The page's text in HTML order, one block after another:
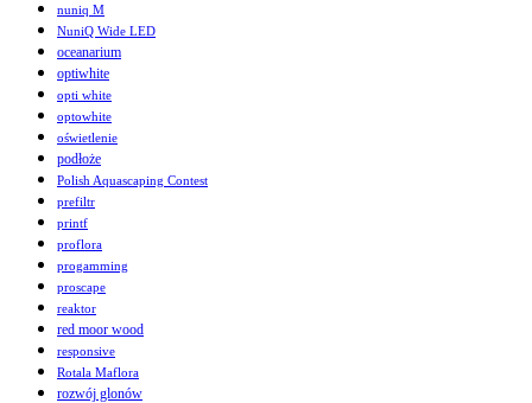
nuniq M
NuniQ Wide LED
oceanarium
optiwhite
opti white
optowhite
oświetlenie
podłoże
Polish Aquascaping Contest
prefiltr
printf
proflora
progamming
proscape
reaktor
red moor wood
responsive
Rotala Maflora
rozwój glonów